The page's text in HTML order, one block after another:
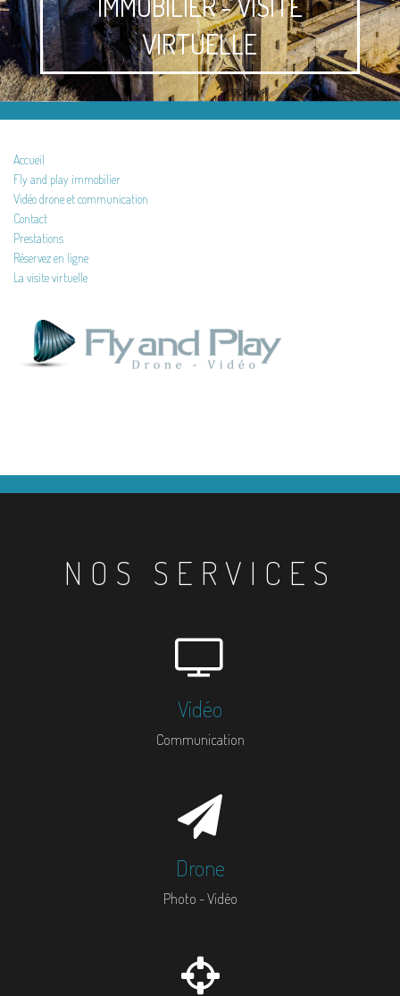
VIRTUELLE
Accueil
Fly and play immobilier
Vidéo drone et communication
Contact
Prestations
Réservez en ligne
La visite virtuelle
NOS SERVICES
Vidéo
Communication
Drone
Photo - Vidéo